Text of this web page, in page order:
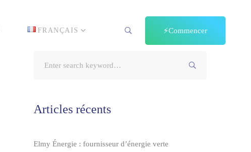
FRANÇAIS ⚡️Commencer
Articles récents
Elmy Énergie : fournisseur d’énergie verte